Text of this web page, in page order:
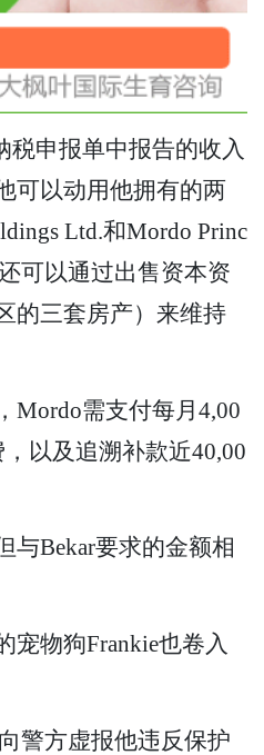
税申报单中报告的收入
可以动用他拥有的两
Ltd.和Mordo Princ
可以通过出售资本资
的三套房产）来维持
Mordo需支付每月4,00
以及追溯补款近40,00
与Bekar要求的金额相
宠物狗Frankie也卷入
警方虚报他违反保护